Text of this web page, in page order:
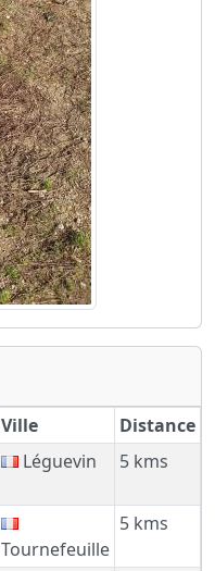
Ville
Distance
Léguevin 5 kms
Tournefeuille
5 kms